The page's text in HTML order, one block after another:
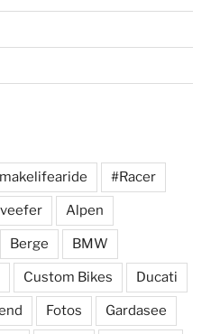
#Racer
Alpen
Berge BMW
Custom Bikes Ducati
Fotos Gardasee